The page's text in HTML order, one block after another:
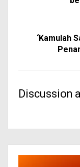
‘Kamulah
Discussion